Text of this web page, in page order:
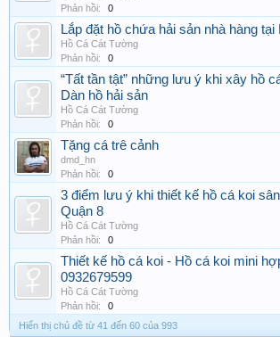
Phản hồi:
0
Lắp đặt hồ chứa hải sản nhà hàng
Hồ Cá Cát Tường
Phản hồi:
0
“Tất tần tật” những lưu ý khi xây hồ
Dàn hồ hải sản
Hồ Cá Cát Tường
Phản hồi:
0
Tặng cá trê cảnh
dmd_hn
Phản hồi:
0
3 điểm lưu ý khi thiết kế hồ cá koi
Quận 8
Hồ Cá Cát Tường
Phản hồi:
0
Thiết kế hồ cá koi - Hồ cá koi mini
0932679599
Hồ Cá Cát Tường
Phản hồi:
0
Hiển thị chủ đề từ 41 đến 60 của 993